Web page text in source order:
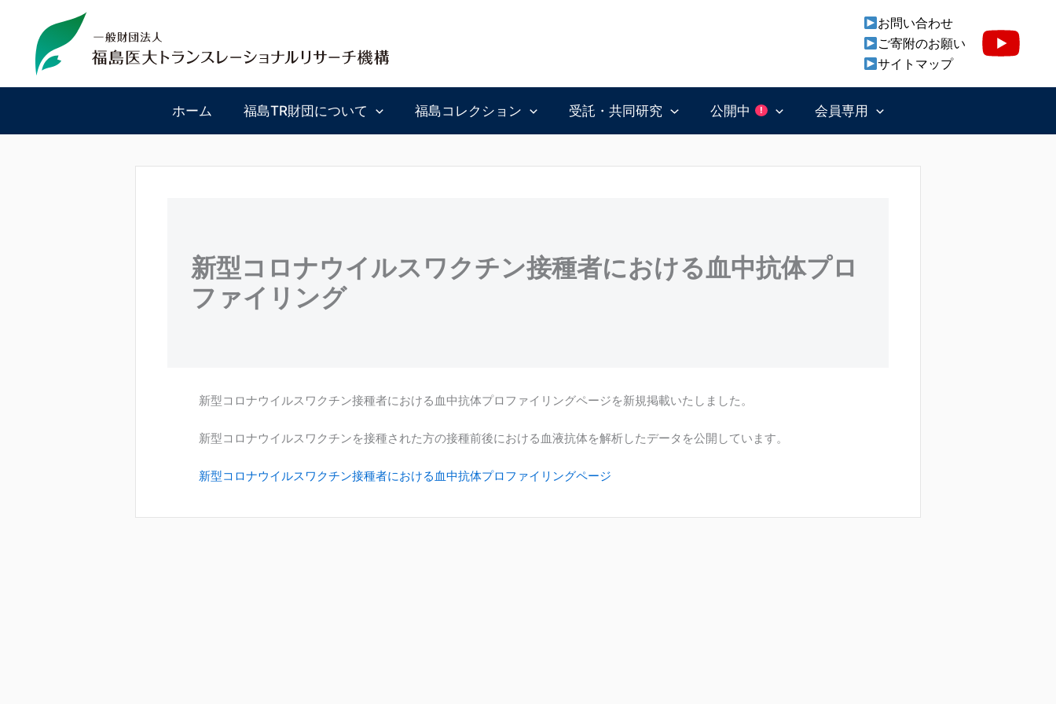
キ
お問い合わせ
ご寄附のお願い
サイトマップ
ホーム 福島TR財団について 福島コレクション 受託・共同研究 公開中 ! 会員専用
新型コロナウイルスワクチン接種者における血中抗体プロ
ファイリング
新型コロナウイルスワクチン接種者における血中抗体プロファイリングページを新規掲載いたしました。
新型コロナウイルスワクチンを接種された方の接種前後における血液抗体を解析したデータを公開しています。
新型コロナウイルスワクチン接種者における血中抗体プロファイリングページ